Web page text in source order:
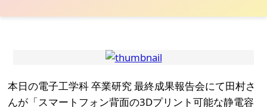
表彰
本日の電子工学科 卒業研究 最終成果報告会にて田村さ
んが「スマートフォン背面の3Dプリント可能な静電容